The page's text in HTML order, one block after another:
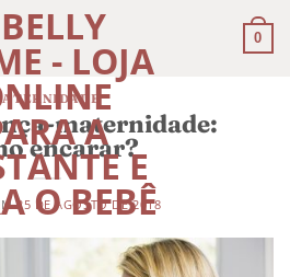
0
maternidade:
encarar?
25 DE AGOSTO DE 2018